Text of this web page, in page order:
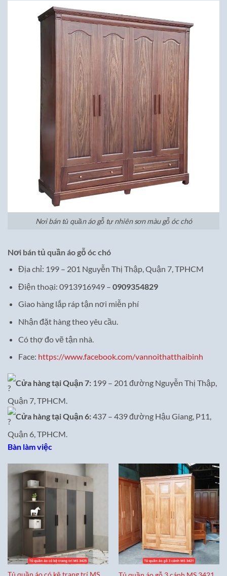
Nơi bán tủ quần áo gỗ tự nhiên sơn màu gỗ óc chó
Nơi bán tủ quần áo gỗ óc chó
Địa chỉ: 199 – 201 Nguyễn Thị Thập, Quận 7, TPHCM
Điện thoại: 0913916949 – 0909354829
Giao hàng lắp ráp tận nơi miễn phí
Nhận đặt hàng theo yêu cầu.
Có thợ đo vẽ tận nhà.
Face: https://www.facebook.com/vannoithatthaibinh
Cửa hàng tại Quận 7: 199 – 201 đường Nguyễn Thị Thập,
Quận 7, TPHCM.
Cửa hàng tại Quận 6:437 – 439 đường Hậu Giang, P11,
Quận 6, TPHCM.
Bàn làm việc